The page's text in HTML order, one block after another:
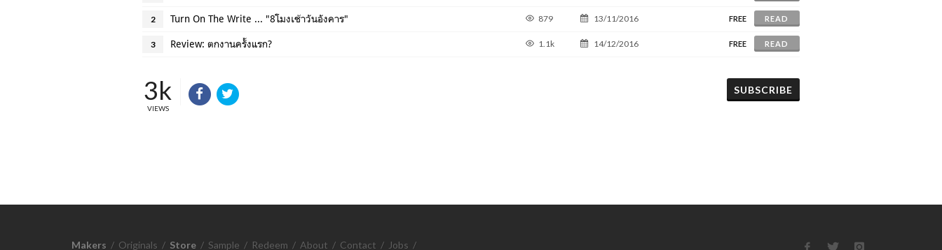
2 Turn On The Write ... "8โมงเช้าวันอังคาร" 879 13/11/2016 FREE READ
3 Review: ตกงานครั้งแรก? 1.1k 14/12/2016 FREE READ
3k
VIEWS
SUBSCRIBE
Makers / Originals / Store / Sample / Redeem / About / Contact / Jobs /